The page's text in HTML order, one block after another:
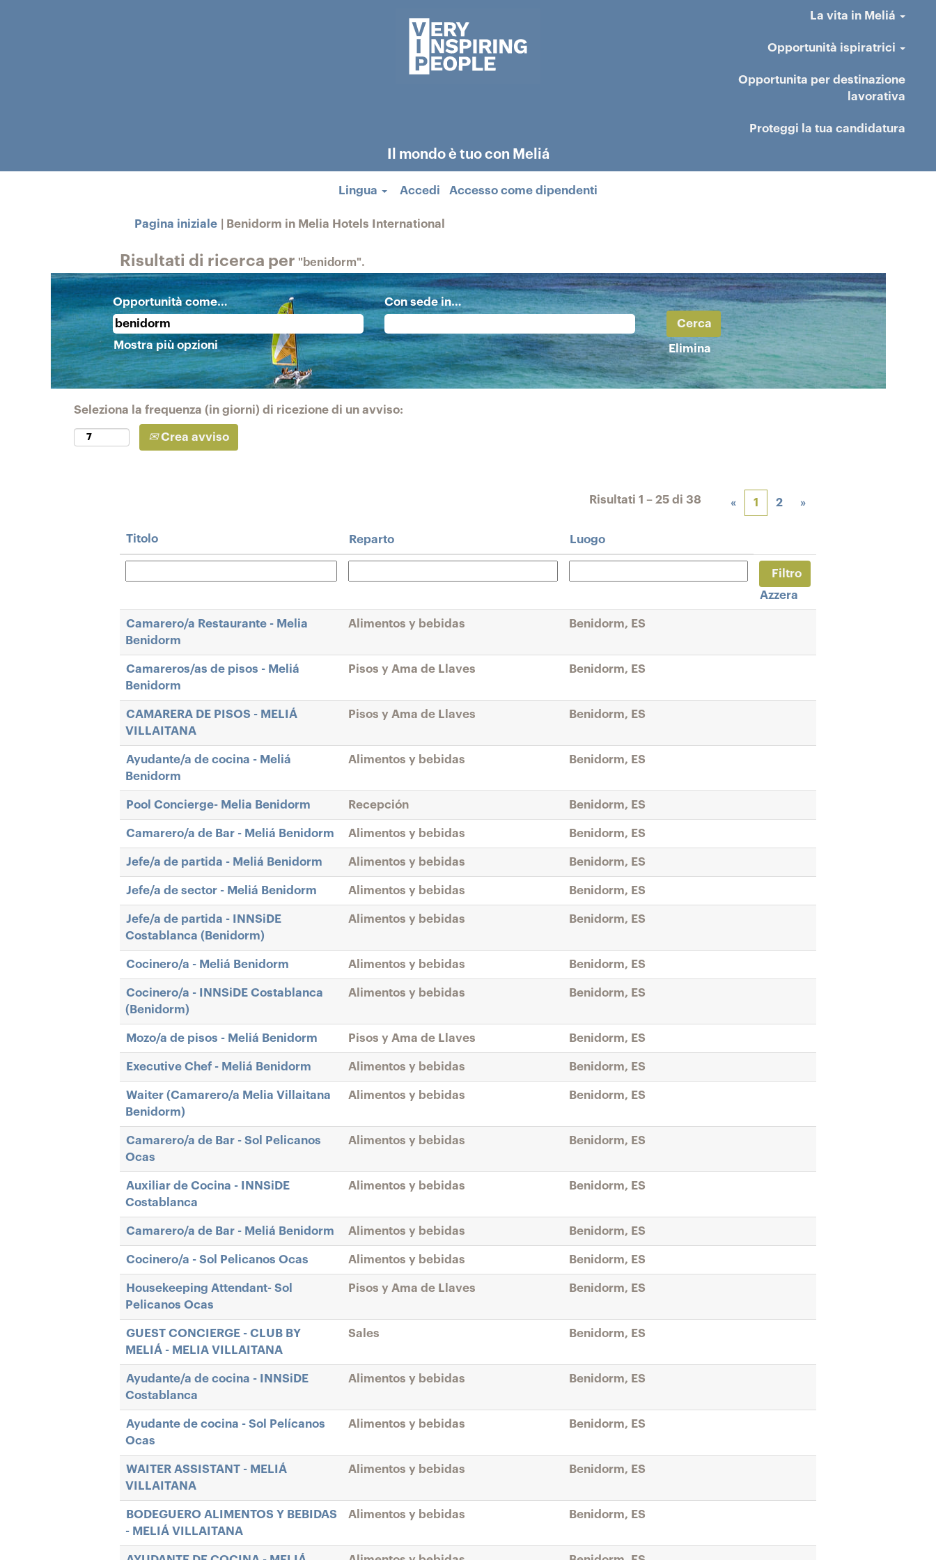
La vita in Meliá
Opportunità ispiratrici
Opportunita per destinazione
lavorativa
Proteggi la tua candidatura
Il mondo è tuo con Meliá
Lingua Accedi Accesso come dipendenti
Pagina iniziale Benidorm in Melia Hotels International
Risultati di ricerca per "benidorm".
Opportunità come… Con sede in…
Mostra più opzioni Elimina
Seleziona la frequenza (in giorni) di ricezione di un avviso:
Crea avviso
Risultati 1 – 25 di 38 « 1 2 »
Titolo Reparto Luogo
Azzera
Camarero/a Restaurante - Melia
Benidorm
Alimentos y bebidas Benidorm, ES
Camareros/as de pisos - Meliá
Benidorm
Pisos y Ama de Llaves Benidorm, ES
CAMARERA DE PISOS - MELIÁ
VILLAITANA
Pisos y Ama de Llaves Benidorm, ES
Ayudante/a de cocina - Meliá
Benidorm
Alimentos y bebidas Benidorm, ES
Pool Concierge- Melia Benidorm Recepción Benidorm, ES
Camarero/a de Bar - Meliá Benidorm Alimentos y bebidas Benidorm, ES
Jefe/a de partida - Meliá Benidorm Alimentos y bebidas Benidorm, ES
Jefe/a de sector - Meliá Benidorm Alimentos y bebidas Benidorm, ES
Jefe/a de partida - INNSiDE
Costablanca (Benidorm)
Alimentos y bebidas Benidorm, ES
Cocinero/a - Meliá Benidorm Alimentos y bebidas Benidorm, ES
Cocinero/a - INNSiDE Costablanca
(Benidorm)
Alimentos y bebidas Benidorm, ES
Mozo/a de pisos - Meliá Benidorm Pisos y Ama de Llaves Benidorm, ES
Executive Chef - Meliá Benidorm Alimentos y bebidas Benidorm, ES
Waiter (Camarero/a Melia Villaitana
Benidorm)
Alimentos y bebidas Benidorm, ES
Camarero/a de Bar - Sol Pelicanos
Ocas
Alimentos y bebidas Benidorm, ES
Auxiliar de Cocina - INNSiDE
Costablanca
Alimentos y bebidas Benidorm, ES
Camarero/a de Bar - Meliá Benidorm Alimentos y bebidas Benidorm, ES
Cocinero/a - Sol Pelicanos Ocas Alimentos y bebidas Benidorm, ES
Housekeeping Attendant- Sol
Pelicanos Ocas
Pisos y Ama de Llaves Benidorm, ES
GUEST CONCIERGE - CLUB BY
MELIÁ - MELIA VILLAITANA
Sales Benidorm, ES
Ayudante/a de cocina - INNSiDE
Costablanca
Alimentos y bebidas Benidorm, ES
Ayudante de cocina - Sol Pelícanos
Ocas
Alimentos y bebidas Benidorm, ES
WAITER ASSISTANT - MELIÁ
VILLAITANA
Alimentos y bebidas Benidorm, ES
BODEGUERO ALIMENTOS Y BEBIDAS
- MELIÁ VILLAITANA
Alimentos y bebidas Benidorm, ES